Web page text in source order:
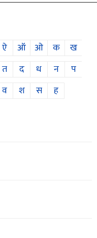
ऐ ऑ ओ क
ख
त द ध न
प
व श स ह